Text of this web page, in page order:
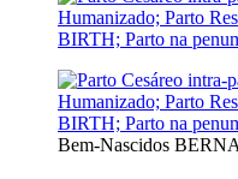
Bem-Nascidos